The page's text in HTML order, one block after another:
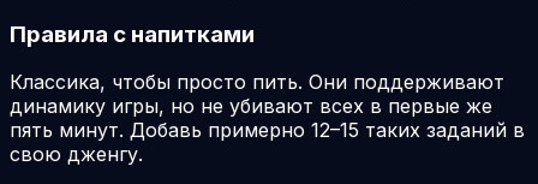
Правила с напитками
Классика, чтобы просто пить. Они поддерживают
динамику игры, но не убивают всех в первые же
пять минут. Добавь примерно 12–15 таких заданий в
свою дженгу.